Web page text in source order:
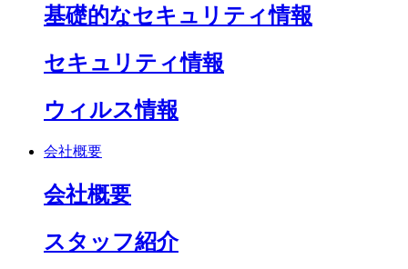
基礎的なセキュリティ情報
セキュリティ情報
ウィルス情報
会社概要
会社概要
スタッフ紹介